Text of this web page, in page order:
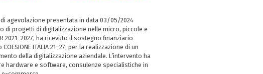
di agevolazione presentata in data 03/05/2024
di progetti di digitalizzazione nelle micro, piccole e
2021–2027, ha ricevuto il sostegno finanziario
ITALIA 21–27, per la realizzazione di un
della digitalizzazione aziendale. L’intervento ha
hardware e software, consulenze specialistiche in